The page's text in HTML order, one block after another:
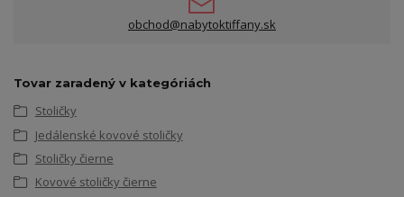
obchod@nabytoktiffany.sk
Tovar zaradený v kategóriách
Stoličky
Jedálenské kovové stoličky
Stoličky čierne
Kovové stoličky čierne